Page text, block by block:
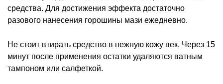
средства. Для достижения эффекта достаточно
разового нанесения горошины мази ежедневно.
Не стоит втирать средство в нежную кожу век. Через 15
минут после применения остатки удаляются ватным
тампоном или салфеткой.